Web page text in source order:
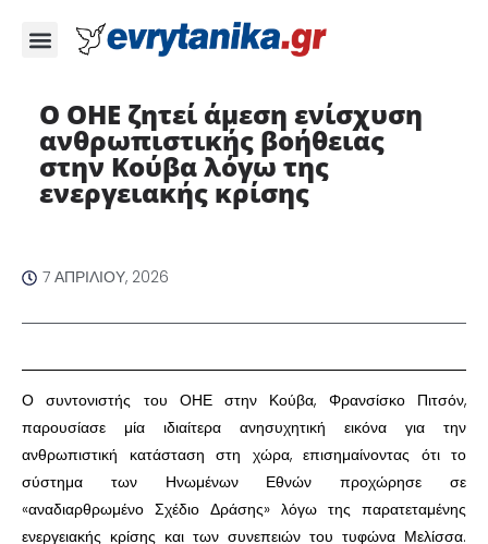
Ο ΟΗΕ ζητεί άμεση ενίσχυση
ανθρωπιστικής βοήθειας
στην Κούβα λόγω της
ενεργειακής κρίσης ​
7 ΑΠΡΙΛΊΟΥ, 2026
​Ο συντονιστής του ΟΗΕ στην Κούβα, Φρανσίσκο Πιτσόν,
παρουσίασε μία ιδιαίτερα ανησυχητική εικόνα για την
ανθρωπιστική κατάσταση στη χώρα, επισημαίνοντας ότι το
σύστημα των Ηνωμένων Εθνών προχώρησε σε
«αναδιαρθρωμένο Σχέδιο Δράσης» λόγω της παρατεταμένης
ενεργειακής κρίσης και των συνεπειών του τυφώνα Μελίσσα.